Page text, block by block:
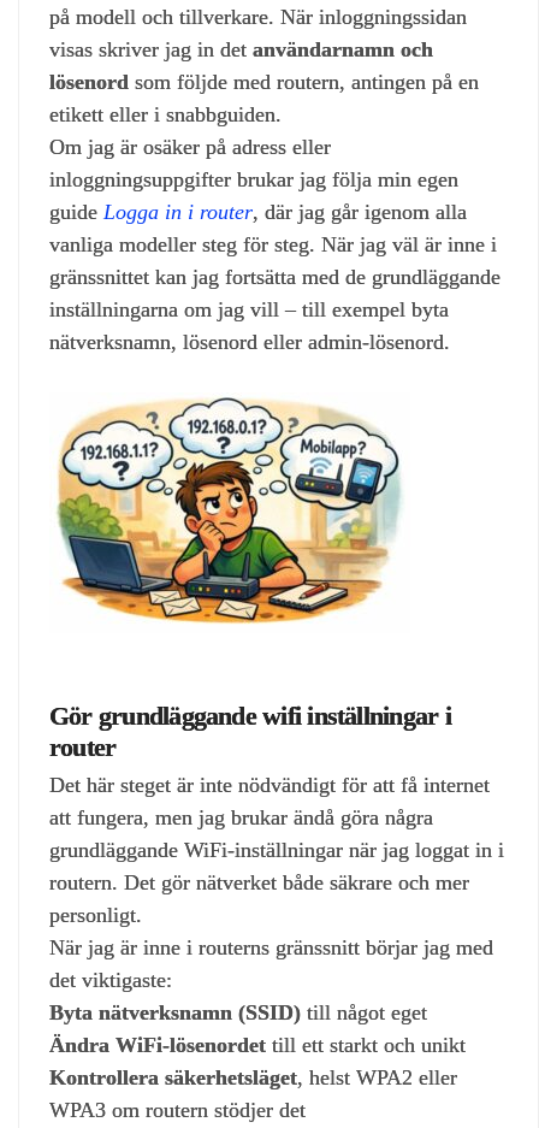
på modell och tillverkare. När inloggningssidan
visas skriver jag in det användarnamn och
lösenord som följde med routern, antingen på en
etikett eller i snabbguiden.
Om jag är osäker på adress eller
inloggningsuppgifter brukar jag följa min egen
guide Logga in i router, där jag går igenom alla
vanliga modeller steg för steg. När jag väl är inne i
gränssnittet kan jag fortsätta med de grundläggande
inställningarna om jag vill – till exempel byta
nätverksnamn, lösenord eller admin‑lösenord.
Gör grundläggande wifi inställningar i
router
Det här steget är inte nödvändigt för att få internet
att fungera, men jag brukar ändå göra några
grundläggande WiFi‑inställningar när jag loggat in i
routern. Det gör nätverket både säkrare och mer
personligt.
När jag är inne i routerns gränssnitt börjar jag med
det viktigaste:
Byta nätverksnamn (SSID) till något eget
Ändra WiFi‑lösenordet till ett starkt och unikt
Kontrollera säkerhetsläget, helst WPA2 eller
WPA3 om routern stödjer det